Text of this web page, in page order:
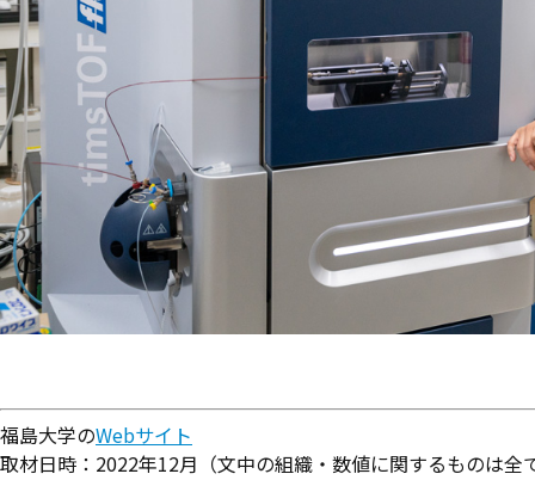
福島大学のWebサイト
取材日時：2022年12月（文中の組織・数値に関するものは全